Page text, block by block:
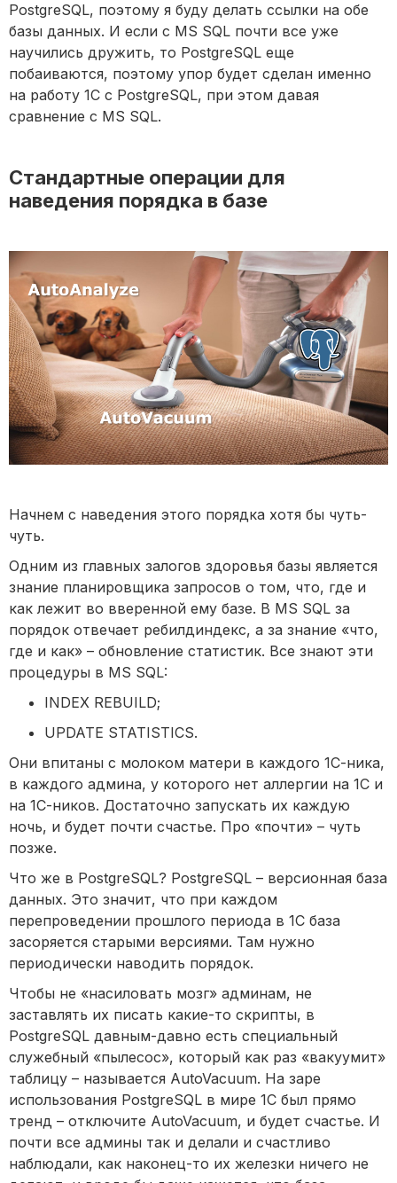
PostgreSQL, поэтому я буду делать ссылки на обе
базы данных. И если с MS SQL почти все уже
научились дружить, то PostgreSQL еще
побаиваются, поэтому упор будет сделан именно
на работу 1С с PostgreSQL, при этом давая
сравнение с MS SQL.
Стандартные операции для
наведения порядка в базе
Начнем с наведения этого порядка хотя бы чуть-
чуть.
Одним из главных залогов здоровья базы является
знание планировщика запросов о том, что, где и
как лежит во вверенной ему базе. В MS SQL за
порядок отвечает ребилдиндекс, а за знание «что,
где и как» – обновление статистик. Все знают эти
процедуры в MS SQL:
INDEX REBUILD;
UPDATE STATISTICS.
Они впитаны с молоком матери в каждого 1С-ника,
в каждого админа, у которого нет аллергии на 1С и
на 1С-ников. Достаточно запускать их каждую
ночь, и будет почти счастье. Про «почти» – чуть
позже.
Что же в PostgreSQL? PostgreSQL – версионная база
данных. Это значит, что при каждом
перепроведении прошлого периода в 1С база
засоряется старыми версиями. Там нужно
периодически наводить порядок.
Чтобы не «насиловать мозг» админам, не
заставлять их писать какие-то скрипты, в
PostgreSQL давным-давно есть специальный
служебный «пылесос», который как раз «вакуумит»
таблицу – называется AutoVacuum. На заре
использования PostgreSQL в мире 1С был прямо
тренд – отключите AutoVacuum, и будет счастье. И
почти все админы так и делали и счастливо
наблюдали, как наконец-то их железки ничего не